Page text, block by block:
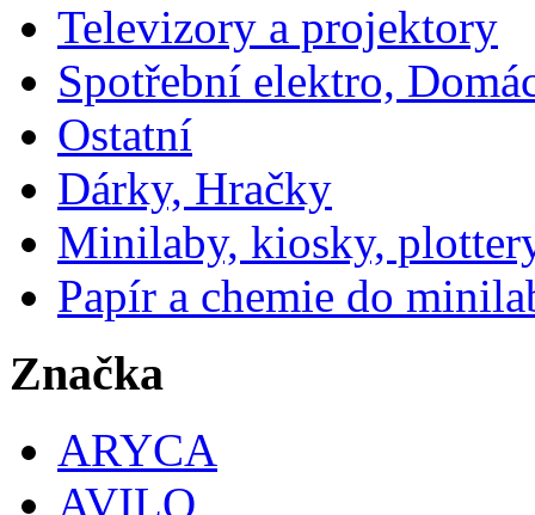
Televizory a projektory
Spotřební elektro,
Ostatní
Dárky, Hračky
Minilaby, kiosky,
Papír a chemie do
Značka
ARYCA
AVILO